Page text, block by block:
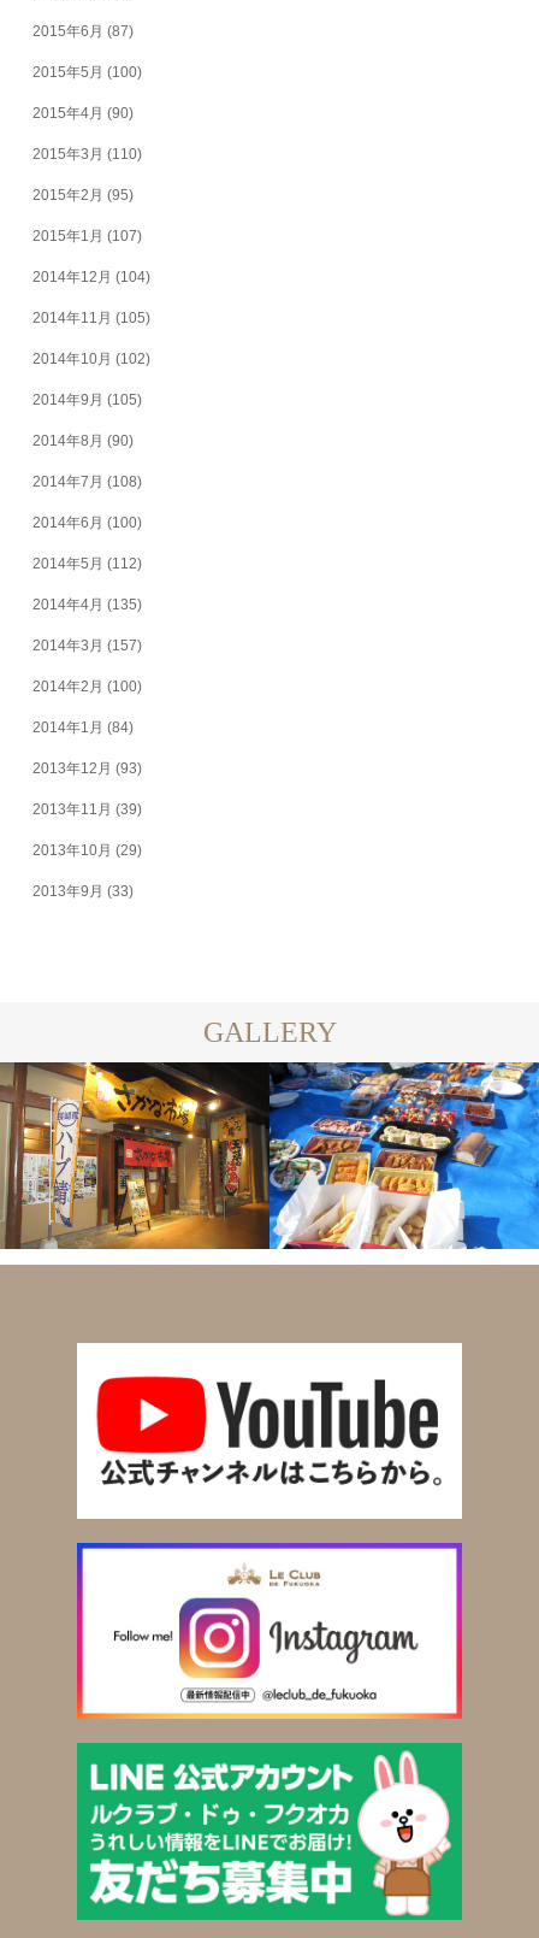
2015年6月 (87)
2015年5月 (100)
2015年4月 (90)
2015年3月 (110)
2015年2月 (95)
2015年1月 (107)
2014年12月 (104)
2014年11月 (105)
2014年10月 (102)
2014年9月 (105)
2014年8月 (90)
2014年7月 (108)
2014年6月 (100)
2014年5月 (112)
2014年4月 (135)
2014年3月 (157)
2014年2月 (100)
2014年1月 (84)
2013年12月 (93)
2013年11月 (39)
2013年10月 (29)
2013年9月 (33)
GALLERY